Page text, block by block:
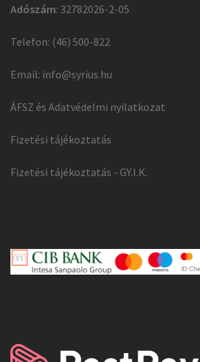
Adószám: 32782026-2-05
Telefon: (46) 500-822
Email: info@syrius.hu
ÁFSZ és Adatvédelmi nyilatkozat
Fizetési tájékoztatás
Fizetési tájékoztatás - GY.I.K.